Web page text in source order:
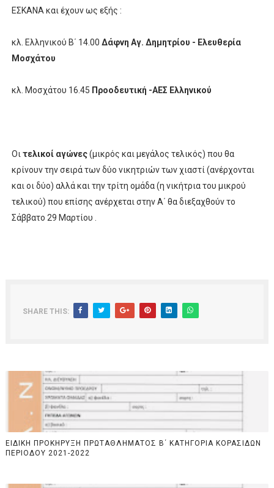
ΕΣΚΑΝΑ και έχουν ως εξής :
κλ. Ελληνικού Β΄ 14.00 Δάφνη Αγ. Δημητρίου - Ελευθερία
Μοσχάτου
κλ. Μοσχάτου 16.45 Προοδευτική -ΑΕΣ Ελληνικού
Οι τελικοί αγώνες(μικρός και μεγάλος τελικός) που θα
κρίνουν την σειρά των δύο νικητριών των χιαστί (ανέρχονται
και οι δύο) αλλά και την τρίτη ομάδα (η νικήτρια του μικρού
τελικού) που επίσης ανέρχεται στην Α΄ θα διεξαχθούν το
Σάββατο 29 Μαρτίου .
SHARE THIS:
ΕΙΔΙΚΗ ΠΡΟΚΗΡΥΞΗ ΠΡΩΤΑΘΛΗΜΑΤΟΣ Β΄ ΚΑΤΗΓΟΡΙΑ ΚΟΡΑΣΙΔΩΝ
ΠΕΡΙΟΔΟΥ 2021-2022